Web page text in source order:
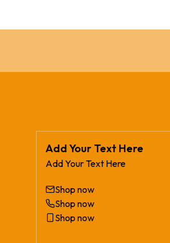
Add Your Text Here
Add Your Text Here
Shop now
Shop now
Shop now